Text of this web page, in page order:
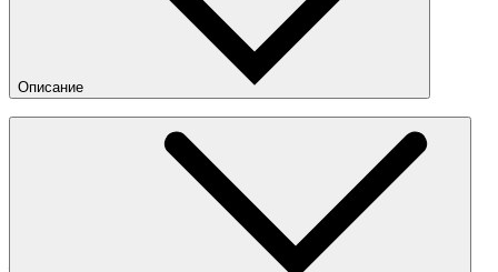
Описание
Уютная толстовка Carhartt WIP универсального свободного
кроя. Она выполнена из пышного и фактурного флиса,
который согреет вас в прохладную погоду. Лаконичный
силуэт декорирован небольшой тональной вышивкой с
логотипом и координатами бренда на груди, а также
аналогичной вышивкой большего размера на спине.
— Мягкий флис с выразительной фактурой